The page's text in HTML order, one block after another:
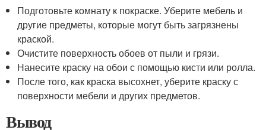
Подготовьте комнату к покраске. Уберите мебель и
другие предметы, которые могут быть загрязнены
краской.
Очистите поверхность обоев от пыли и грязи.
Нанесите краску на обои с помощью кисти или ролла.
После того, как краска высохнет, уберите краску с
поверхности мебели и других предметов.
Вывод